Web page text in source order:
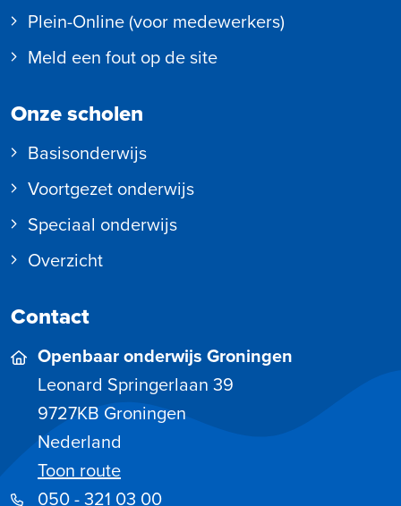
Plein-Online (voor medewerkers)
Meld een fout op de site
Onze scholen
Basisonderwijs
Voortgezet onderwijs
Speciaal onderwijs
Overzicht
Contact
Openbaar onderwijs Groningen
Leonard Springerlaan 39
9727KB Groningen
Nederland
Toon route
050 - 321 03 00